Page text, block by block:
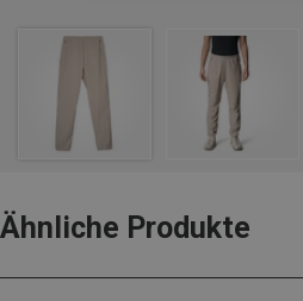
Ähnliche Produkte